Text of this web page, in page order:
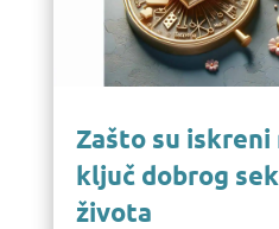
Zašto su iskreni
ključ dobrog
života